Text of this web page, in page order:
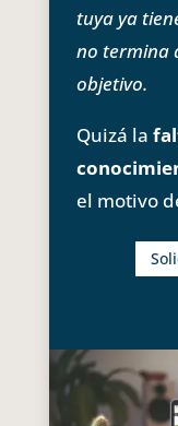
tuya ya
no termina
objetivo.
Quizá la
el motivo